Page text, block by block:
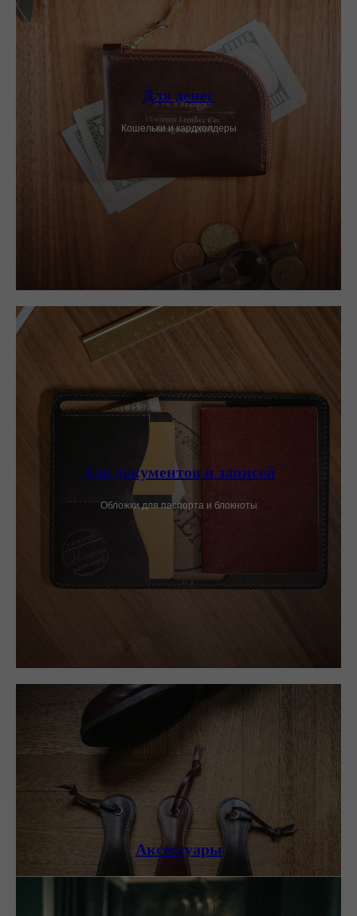
Для денег
Кошельки и кардхолдеры
Для документов и записей
Обложки для паспорта и блокноты
Аксессуары
Мелочи, приятные сердцу